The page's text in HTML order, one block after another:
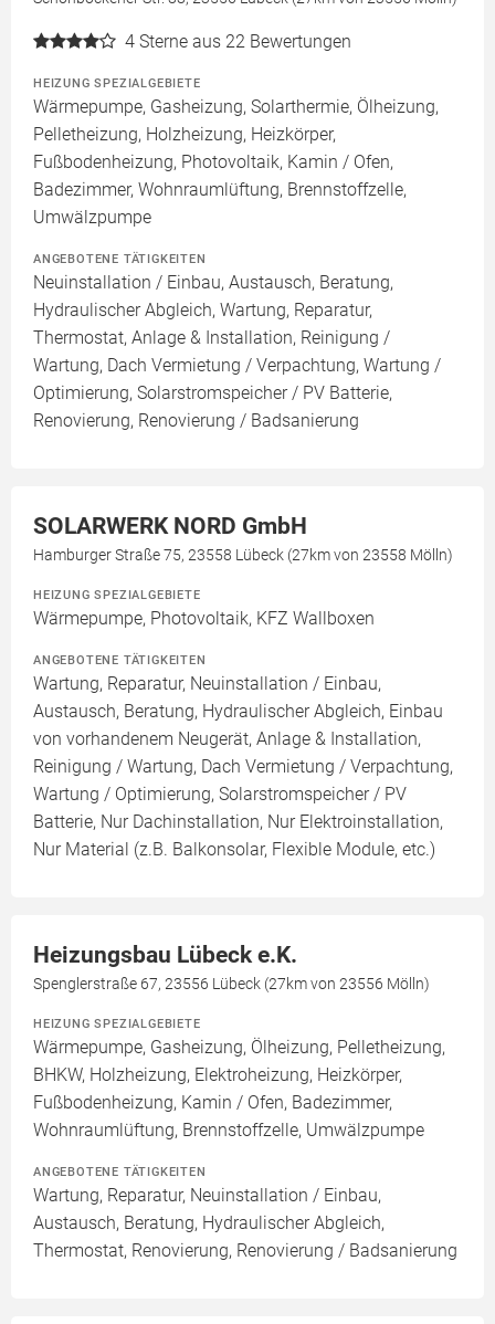
4 Sterne aus 22 Bewertungen
HEIZUNG SPEZIALGEBIETE
Wärmepumpe, Gasheizung, Solarthermie, Ölheizung,
Pelletheizung, Holzheizung, Heizkörper,
Fußbodenheizung, Photovoltaik, Kamin / Ofen,
Badezimmer, Wohnraumlüftung, Brennstoffzelle,
Umwälzpumpe
ANGEBOTENE TÄTIGKEITEN
Neuinstallation / Einbau, Austausch, Beratung,
Hydraulischer Abgleich, Wartung, Reparatur,
Thermostat, Anlage & Installation, Reinigung /
Wartung, Dach Vermietung / Verpachtung, Wartung /
Optimierung, Solarstromspeicher / PV Batterie,
Renovierung, Renovierung / Badsanierung
SOLARWERK NORD GmbH
Hamburger Straße 75, 23558 Lübeck (27km von 23558 Mölln)
HEIZUNG SPEZIALGEBIETE
Wärmepumpe, Photovoltaik, KFZ Wallboxen
ANGEBOTENE TÄTIGKEITEN
Wartung, Reparatur, Neuinstallation / Einbau,
Austausch, Beratung, Hydraulischer Abgleich, Einbau
von vorhandenem Neugerät, Anlage & Installation,
Reinigung / Wartung, Dach Vermietung / Verpachtung,
Wartung / Optimierung, Solarstromspeicher / PV
Batterie, Nur Dachinstallation, Nur Elektroinstallation,
Nur Material (z.B. Balkonsolar, Flexible Module, etc.)
Heizungsbau Lübeck e.K.
Spenglerstraße 67, 23556 Lübeck (27km von 23556 Mölln)
HEIZUNG SPEZIALGEBIETE
Wärmepumpe, Gasheizung, Ölheizung, Pelletheizung,
BHKW, Holzheizung, Elektroheizung, Heizkörper,
Fußbodenheizung, Kamin / Ofen, Badezimmer,
Wohnraumlüftung, Brennstoffzelle, Umwälzpumpe
ANGEBOTENE TÄTIGKEITEN
Wartung, Reparatur, Neuinstallation / Einbau,
Austausch, Beratung, Hydraulischer Abgleich,
Thermostat, Renovierung, Renovierung / Badsanierung